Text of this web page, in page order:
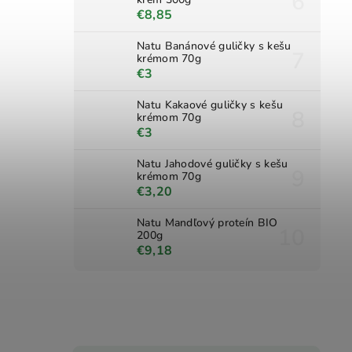
€8,85
Natu Banánové guličky s kešu
krémom 70g
€3
Natu Kakaové guličky s kešu
krémom 70g
€3
Natu Jahodové guličky s kešu
krémom 70g
€3,20
Natu Mandľový proteín BIO
200g
€9,18